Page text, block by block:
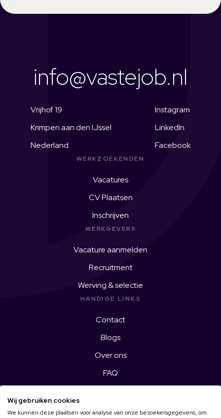
info@vastejob.nl
Vrijhof 19
Krimpen aan den IJssel
Nederland
Instagram
LinkedIn
Facebook
WERKZOEKENDEN
Vacatures
CV Plaatsen
Inschrijven
WERKGEVERS
Vacature aanmelden
Recruitment
Werving & selectie
HANDIGE LINKS
Contact
Blogs
Over ons
FAQ
Wij gebruiken cookies
We kunnen deze plaatsen voor analyse van onze bezoekersgegevens, om